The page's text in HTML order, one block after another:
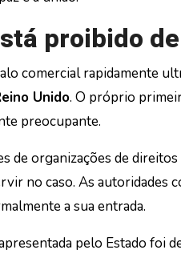
proibido
comercial rapidamente
Unido. O próprio
preocupante.
de organizações de
no caso. As autoridades
a sua entrada.
pelo Estado foi